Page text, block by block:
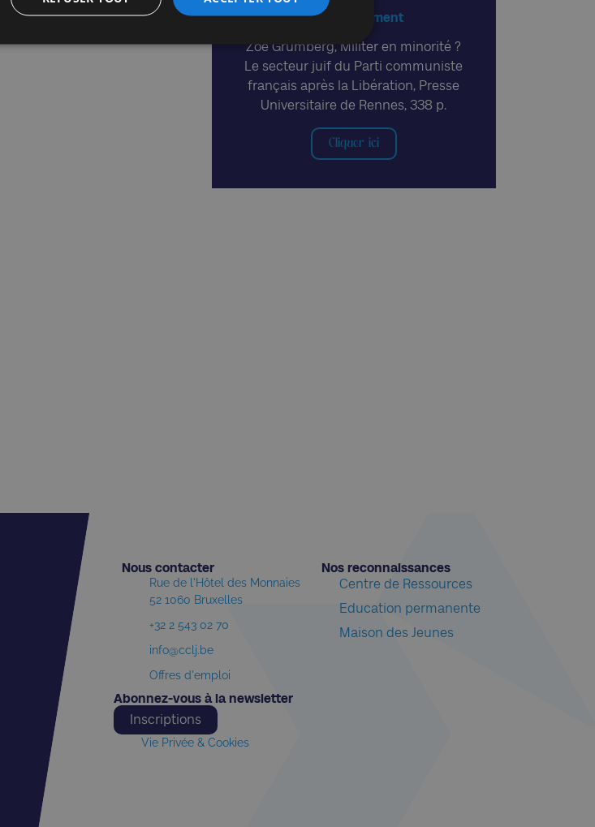
A lire également
Zoé Grumberg, Militer en minorité ?
Le secteur juif du Parti communiste
français après la Libération, Presse
Universitaire de Rennes, 338 p.
Cliquer ici
Nous contacter​
Rue de l'Hôtel des Monnaies
52 1060 Bruxelles
+32 2 543 02 70
info@cclj.be
Offres d'emploi
Nos reconnaissances​
Centre de Ressources
Education permanente
Maison des Jeunes
Abonnez-vous à la newsletter​
Inscriptions
Vie Privée & Cookies